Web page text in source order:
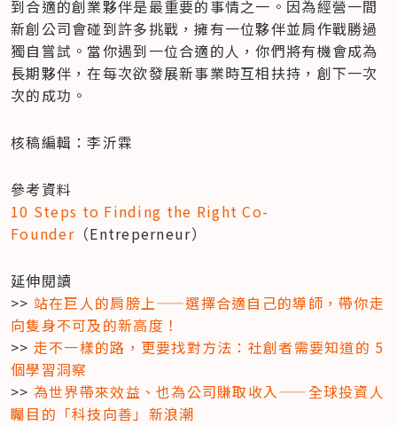
到合適的創業夥伴是最重要的事情之一。因為經營一間
新創公司會碰到許多挑戰，擁有一位夥伴並肩作戰勝過
獨自嘗試。當你遇到一位合適的人，你們將有機會成為
長期夥伴，在每次欲發展新事業時互相扶持，創下一次
次的成功。
核稿編輯：李沂霖
10 Steps to Finding the Right Co-
Founder（Entreperneur）
延伸閱讀
>> 站在巨人的肩膀上——選擇合適自己的導師，帶你走
向隻身不可及的新高度！
>> 走不一樣的路，更要找對方法：社創者需要知道的 5
個學習洞察
>> 為世界帶來效益、也為公司賺取收入——全球投資人
矚目的「科技向善」新浪潮